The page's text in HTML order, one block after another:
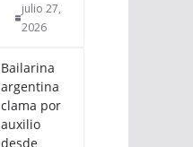
julio 27,
2026
Bailarina
argentina
clama por
auxilio
desde